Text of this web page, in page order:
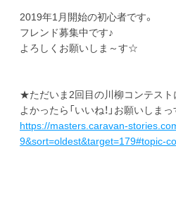
2019年1月開始の初心者です。
フレンド募集中です♪
よろしくお願いしま～す☆
★ただいま2回目の川柳コンテス
よかったら「いいね！」お願いしま
https://masters.caravan-
9&sort=oldest&target=179#topic-